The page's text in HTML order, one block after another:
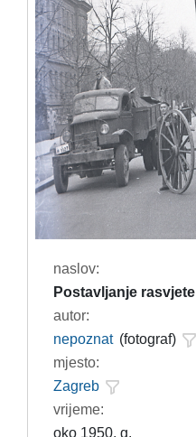
naslov:
Postavljanje rasvjete
autor:
nepoznat (fotograf)
mjesto:
Zagreb
vrijeme:
oko 1950. g.